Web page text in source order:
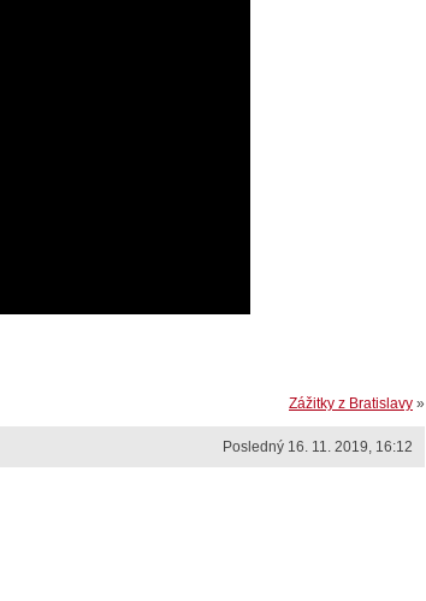
Zážitky z Bratislavy »
Posledný 16. 11. 2019, 16:12